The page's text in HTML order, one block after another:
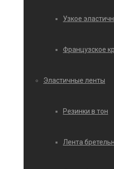
Узкое
Французское
Эластичные ленты
Резинки в тон
Лента